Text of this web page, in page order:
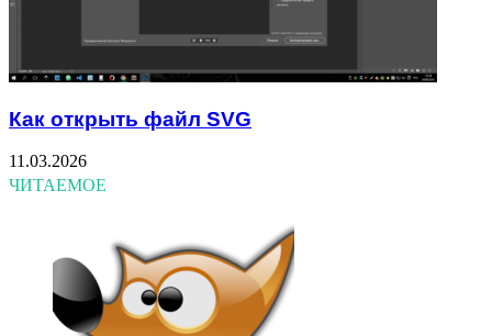
Как открыть файл SVG
11.03.2026
ЧИТАЕМОЕ